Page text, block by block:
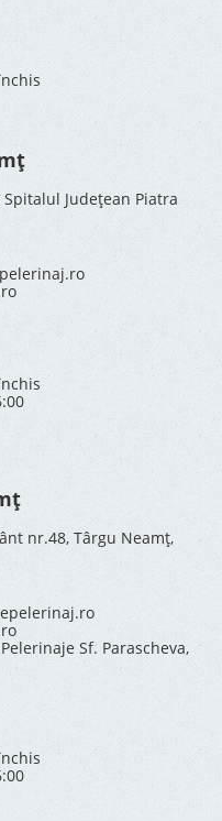
Județean Piatra
nr.48, Târgu Neamț,
Sf. Parascheva,